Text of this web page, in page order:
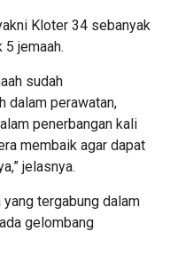
Kloter 34 sebanyak
jemaah.
sudah
dalam perawatan,
penerbangan kali
membaik agar dapat
jelasnya.
tergabung dalam
gelombang